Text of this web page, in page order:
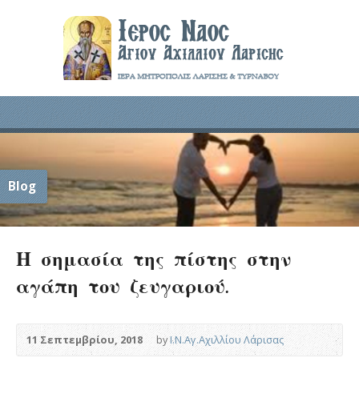
Blog
Η σημασία της πίστης στην
αγάπη του ζευγαριού.
11 Σεπτεμβρίου, 2018 byΙ.Ν.Αγ.Αχιλλίου Λάρισας